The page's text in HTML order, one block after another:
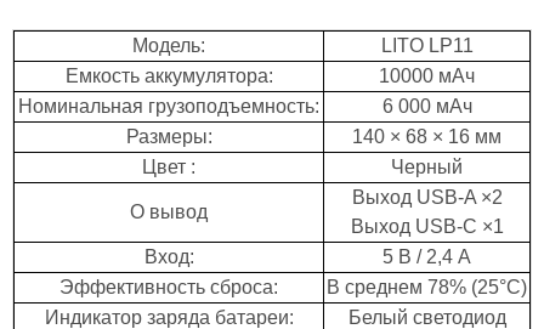
Модель:
LITO LP11
Емкость аккумулятора:
10000 мАч
Номинальная грузоподъемность:
6 000 мАч
Размеры:
140 × 68 × 16 мм
Цвет : Черный
О вывод
Выход USB-A ×2
Выход USB-C ×1
Вход:
5 В / 2,4 А
Эффективность сброса:
В среднем 78% (25°C)
Индикатор заряда батареи:
Белый светодиод